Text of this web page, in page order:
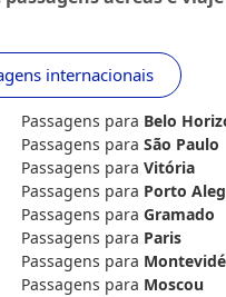
internacionais
Passagens para Belo
Passagens para São Paulo
Passagens para Vitória
Passagens para Porto
Passagens para Gramado
Passagens para Paris
Passagens para
Passagens para Moscou